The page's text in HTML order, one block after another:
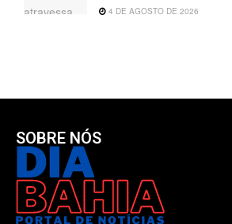
4 DE AGOSTO DE 2026
SOBRE NÓS